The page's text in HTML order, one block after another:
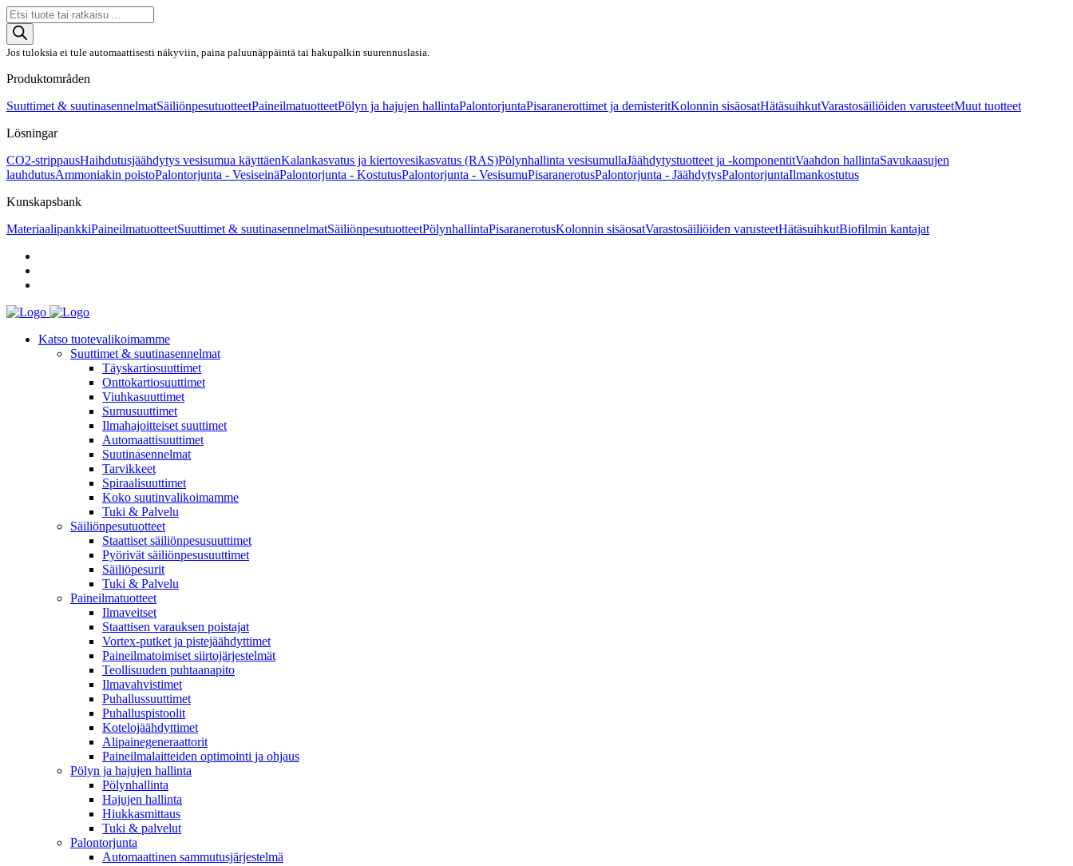
Products
search
Jos tuloksia ei tule automaattisesti näkyviin, paina paluunäppäintä tai hakupalkin suurennuslasia.
Produktområden
Suuttimet & suutinasennelmatSäiliönpesutuotteetPaineilmatuotteetPölyn ja hajujen hallintaPalontorjuntaPisaranerottimet ja demisteritKolonnin sisäosatHätäsuihkutVarastosäiliöiden varusteetMuut tuotteet
Lösningar
CO2-strippausHaihdutusjäähdytys vesisumua käyttäenKalankasvatus ja kiertovesikasvatus (RAS)Pölynhallinta vesisumullaJäähdytystuotteet ja -komponentitVaahdon hallintaSavukaasujen
lauhdutusAmmoniakin poistoPalontorjunta - VesiseinäPalontorjunta - KostutusPalontorjunta - VesisumuPisaranerotusPalontorjunta - JäähdytysPalontorjuntaIlmankostutus
Kunskapsbank
MateriaalipankkiPaineilmatuotteetSuuttimet & suutinasennelmatSäiliönpesutuotteetPölynhallintaPisaranerotusKolonnin sisäosatVarastosäiliöiden varusteetHätäsuihkutBiofilmin kantajat
Katso tuotevalikoimamme
Suuttimet & suutinasennelmat
Täyskartiosuuttimet
Onttokartiosuuttimet
Viuhkasuuttimet
Sumusuuttimet
Ilmahajoitteiset suuttimet
Automaattisuuttimet
Suutinasennelmat
Tarvikkeet
Spiraalisuuttimet
Koko suutinvalikoimamme
Tuki & Palvelu
Säiliönpesutuotteet
Staattiset säiliönpesusuuttimet
Pyörivät säiliönpesusuuttimet
Säiliöpesurit
Tuki & Palvelu
Paineilmatuotteet
Ilmaveitset
Staattisen varauksen poistajat
Vortex-putket ja pistejäähdyttimet
Paineilmatoimiset siirtojärjestelmät
Teollisuuden puhtaanapito
Ilmavahvistimet
Puhallussuuttimet
Puhalluspistoolit
Kotelojäähdyttimet
Alipainegeneraattorit
Paineilmalaitteiden optimointi ja ohjaus
Pölyn ja hajujen hallinta
Pölynhallinta
Hajujen hallinta
Hiukkasmittaus
Tuki & palvelut
Palontorjunta
Automaattinen sammutusjärjestelmä